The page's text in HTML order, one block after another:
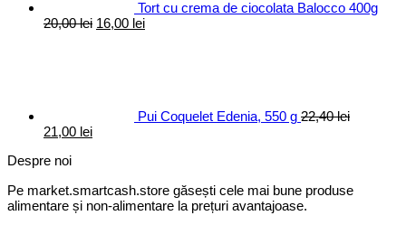
Tort cu crema de ciocolata Balocco 400g
20,00lei Prețul
16,00 leiPrețul
Pui Coquelet Edenia, 550 g 22,40lei
Prețul
a
22,40 lei.
21,00 leiPrețul
Despre noi
Pe market.smartcash.store găsești cele mai bune produse
alimentare și non-alimentare la prețuri avantajoase.